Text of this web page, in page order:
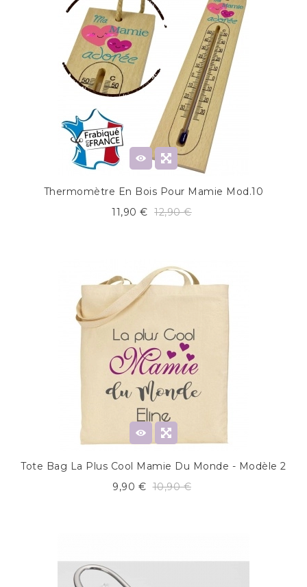
Thermomètre En Bois Pour Mamie Mod.10
11,90 € 12,90 €
Tote Bag La Plus Cool Mamie Du Monde - Modèle 2
9,90 € 10,90 €